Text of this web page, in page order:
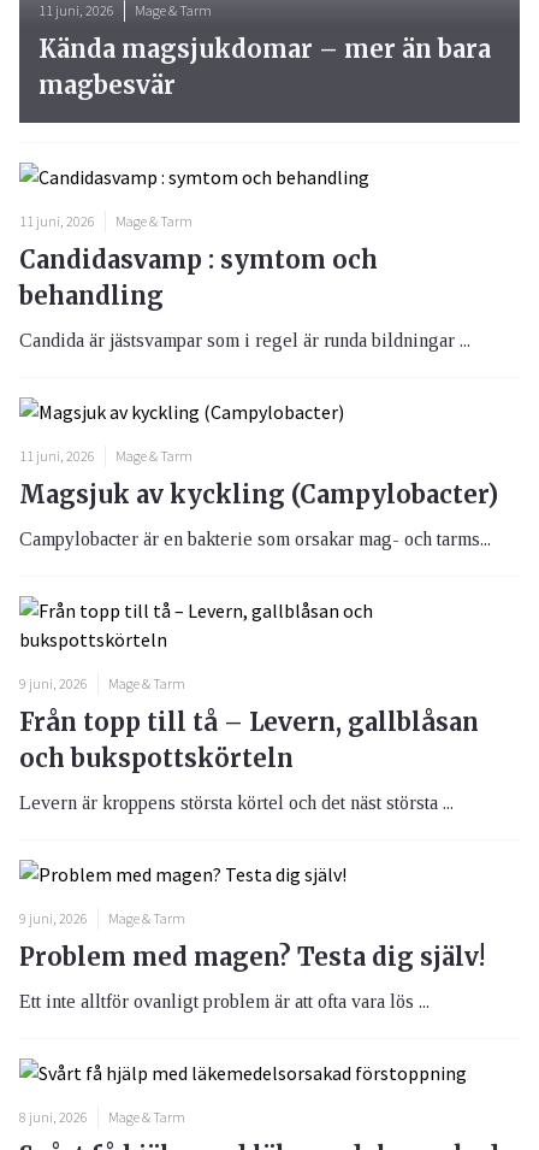
11 juni, 2026 Mage & Tarm
Kända magsjukdomar – mer än bara
magbesvär
11 juni, 2026 Mage & Tarm
Candidasvamp : symtom och
behandling
Candida är jästsvampar som i regel är runda bildningar ...
11 juni, 2026 Mage & Tarm
Magsjuk av kyckling (Campylobacter)
Campylobacter är en bakterie som orsakar mag- och tarms...
9 juni, 2026 Mage & Tarm
Från topp till tå – Levern, gallblåsan
och bukspottskörteln
Levern är kroppens största körtel och det näst största ...
9 juni, 2026 Mage & Tarm
Problem med magen? Testa dig själv!
Ett inte alltför ovanligt problem är att ofta vara lös ...
8 juni, 2026 Mage & Tarm